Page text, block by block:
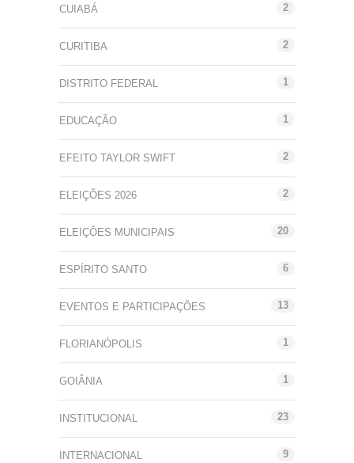
CUIABÁ 2
CURITIBA 2
DISTRITO FEDERAL 1
EDUCAÇÃO 1
EFEITO TAYLOR SWIFT 2
ELEIÇÕES 2026 2
ELEIÇÕES MUNICIPAIS 20
ESPÍRITO SANTO 6
EVENTOS E PARTICIPAÇÕES 13
FLORIANÓPOLIS 1
GOIÂNIA 1
INSTITUCIONAL 23
INTERNACIONAL 9